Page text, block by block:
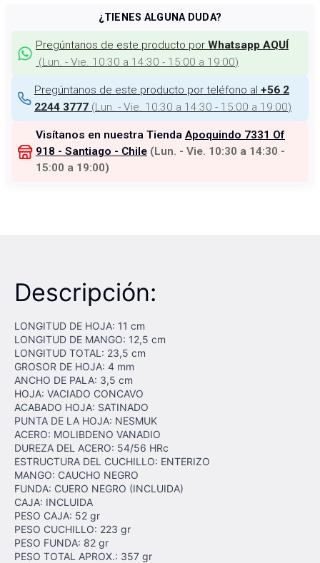
¿TIENES ALGUNA DUDA?
Pregúntanos de este producto por Whatsapp AQUÍ
(Lun. - Vie. 10:30 a 14:30 - 15:00 a 19:00)
Pregúntanos de este producto por teléfono al +56 2
2244 3777 (Lun. - Vie. 10:30 a 14:30 - 15:00 a 19:00)
Visítanos en nuestra Tienda Apoquindo 7331 Of
918 - Santiago - Chile (Lun. - Vie. 10:30 a 14:30 -
15:00 a 19:00)
Descripción:
LONGITUD DE HOJA: 11 cm
LONGITUD DE MANGO: 12,5 cm
LONGITUD TOTAL: 23,5 cm
GROSOR DE HOJA: 4 mm
ANCHO DE PALA: 3,5 cm
HOJA: VACIADO CONCAVO
ACABADO HOJA: SATINADO
PUNTA DE LA HOJA: NESMUK
ACERO: MOLIBDENO VANADIO
DUREZA DEL ACERO: 54/56 HRc
ESTRUCTURA DEL CUCHILLO: ENTERIZO
MANGO: CAUCHO NEGRO
FUNDA: CUERO NEGRO (INCLUIDA)
CAJA: INCLUIDA
PESO CAJA: 52 gr
PESO CUCHILLO: 223 gr
PESO FUNDA: 82 gr
PESO TOTAL APROX.: 357 gr